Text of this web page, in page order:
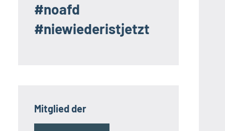
#noafd
#niewiederistjetzt
Mitglied der